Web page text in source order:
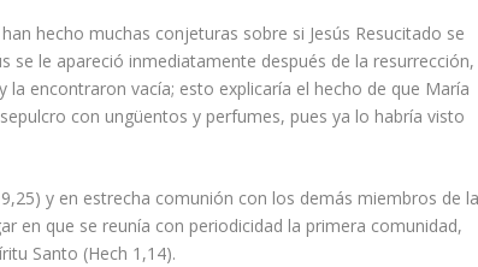
hecho muchas conjeturas sobre si Jesús Resucitado se
se le apareció inmediatamente después de la resurrección,
encontraron vacía; esto explicaría el hecho de que María
con ungüentos y perfumes, pues ya lo habría visto
y en estrecha comunión con los demás miembros de
en que se reunía con periodicidad la primera comunidad,
Santo (Hech 1,14).